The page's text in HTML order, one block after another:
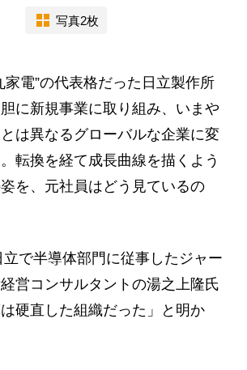
写真2枚
電”の代表格だった日立製作所
に新規事業に取り組み、いまや
は異なるグローバルな企業に変
転換を経て成長曲線を描くよう
を、元社員はどう見ているの
で半導体部門に従事したジャー
営コンサルタントの湯之上隆氏
硬直した組織だった」と明か